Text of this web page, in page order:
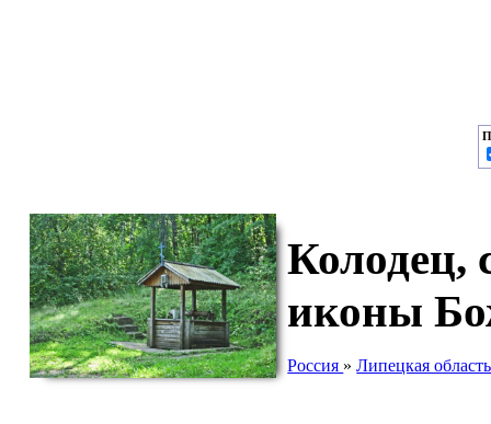
Колодец,
иконы
Россия »Липецкая область